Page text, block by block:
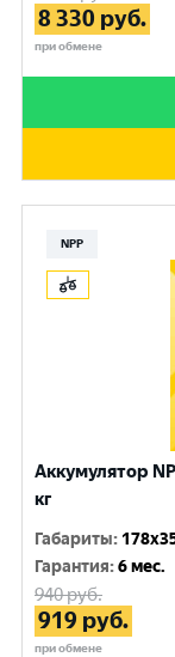
8 330 руб.
при обмене
NPP
Аккумулятор
кг
Габариты:
Гарантия:6 мес.
940руб.
919 руб.
при обмене